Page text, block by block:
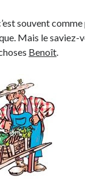
souvent
Mais le saviez-
Benoît.